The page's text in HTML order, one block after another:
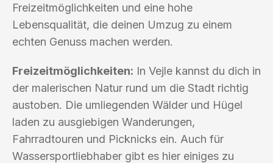
Freizeitmöglichkeiten und eine hohe
Lebensqualität, die deinen Umzug zu einem
echten Genuss machen werden.
Freizeitmöglichkeiten: In Vejle kannst du dich in
der malerischen Natur rund um die Stadt richtig
austoben. Die umliegenden Wälder und Hügel
laden zu ausgiebigen Wanderungen,
Fahrradtouren und Picknicks ein. Auch für
Wassersportliebhaber gibt es hier einiges zu